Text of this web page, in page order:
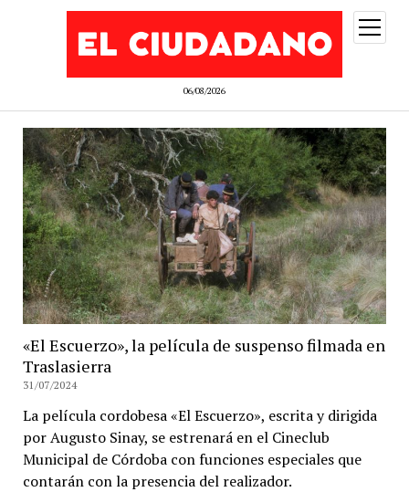
06/08/2026
abrir
menú
«El Escuerzo», la película de suspenso filmada en
Traslasierra
31/07/2024
La película cordobesa «El Escuerzo», escrita y dirigida
por Augusto Sinay, se estrenará en el Cineclub
Municipal de Córdoba con funciones especiales que
contarán con la presencia del realizador.